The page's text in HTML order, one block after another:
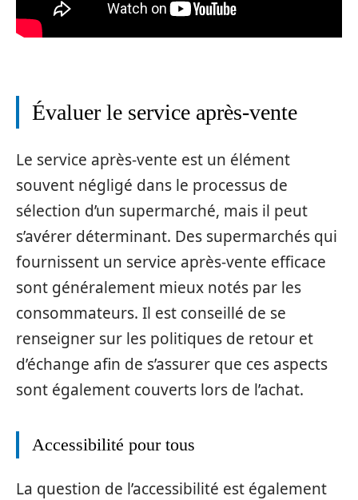
Évaluer le service après-vente
Le service après-vente est un élément
souvent négligé dans le processus de
sélection d’un supermarché, mais il peut
s’avérer déterminant. Des supermarchés qui
fournissent un service après-vente efficace
sont généralement mieux notés par les
consommateurs. Il est conseillé de se
renseigner sur les politiques de retour et
d’échange afin de s’assurer que ces aspects
sont également couverts lors de l’achat.
Accessibilité pour tous
La question de l’accessibilité est également